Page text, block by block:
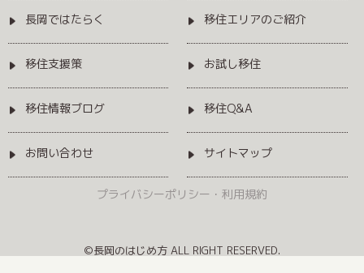
長岡ではたらく
移住支援策
移住情報ブログ
お問い合わせ
移住エリアのご紹介
お試し移住
移住Q&A
サイトマップ
プライバシーポリシー・利用規約
©長岡のはじめ方 ALL RIGHT RESERVED.